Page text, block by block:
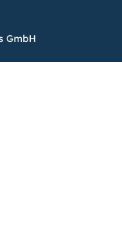
GmbH